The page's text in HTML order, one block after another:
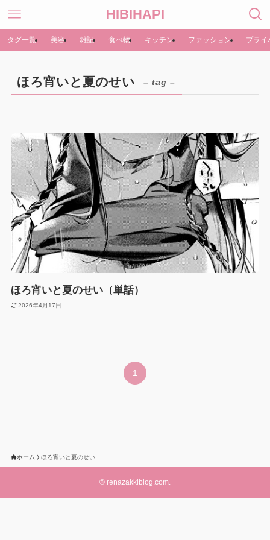
HIBIHAPI
タグ一覧 美容 雑記 食べ物 キッチン ファッション プライ
ほろ宵いと夏のせい – tag –
ほろ宵いと夏のせい（単話）
2026年4月17日
1
ホーム ほろ宵いと夏のせい
© renazakkiblog.com.